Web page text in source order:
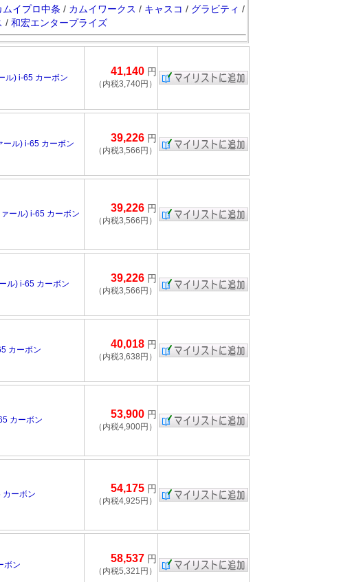
ムイプロ中条 / カムイワークス / キャスコ / グラビティ /
/ 和宏エンタープライズ
ル) i-65 カーボン
41,140 円
（内税3,740円）
ール) i-65 カーボン 39,226 円
（内税3,566円）
ール) i-65 カーボン 39,226 円
（内税3,566円）
ル) i-65 カーボン 39,226 円
（内税3,566円）
カーボン 40,018 円
（内税3,638円）
カーボン 53,900 円
（内税4,900円）
カーボン 54,175 円
（内税4,925円）
ボン
58,537 円
（内税5,321円）